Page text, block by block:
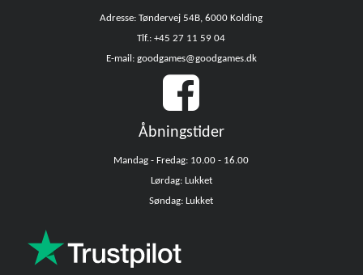
Adresse: Tøndervej 54B, 6000 Kolding
Tlf.: +45 27 11 59 04
E-mail: goodgames@goodgames.dk
Åbningstider
Mandag - Fredag: 10.00 - 16.00
Lørdag: Lukket
Søndag: Lukket